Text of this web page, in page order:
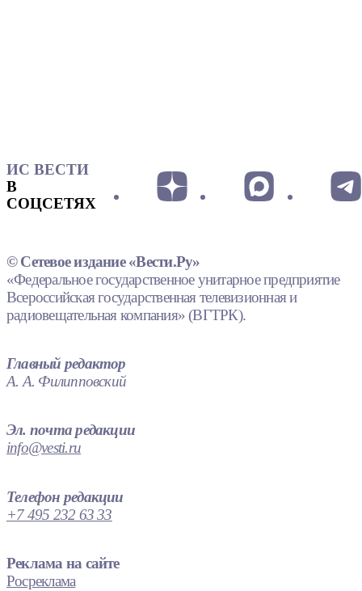
ИС ВЕСТИ
В
СОЦСЕТЯХ
© Сетевое издание «Вести.Ру»
«Федеральное государственное унитарное предприятие
Всероссийская государственная телевизионная и
радиовещательная компания» (ВГТРК).
Главный редактор
А. А. Филипповский
Эл. почта редакции
info@vesti.ru
Телефон редакции
+7 495 232 63 33
Реклама на сайте
Росреклама